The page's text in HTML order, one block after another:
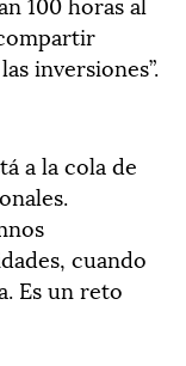
inversiones”.
a la cola de
cuando
Es un reto